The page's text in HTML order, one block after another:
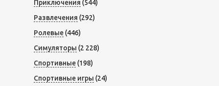
Приключения (544)
Развлечения (292)
Ролевые(446)
Симуляторы (2 228)
Спортивные(198)
Спортивные игры (24)